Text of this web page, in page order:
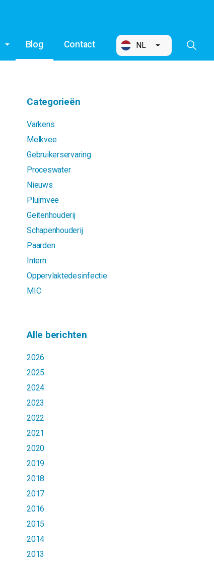
Blog Contact NL
Categorieën
Varkens
Melkvee
Gebruikerservaring
Proceswater
Nieuws
Pluimvee
Geitenhouderij
Schapenhouderij
Paarden
Intern
Oppervlaktedesinfectie
MIC
Alle berichten
2026
2025
2024
2023
2022
2021
2020
2019
2018
2017
2016
2015
2014
2013